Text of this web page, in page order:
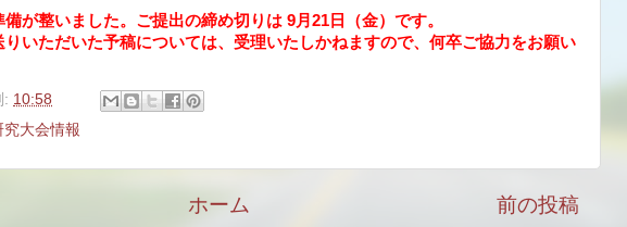
が整いました。ご提出の締め切りは 9月 21 日（金）です。
いただいた予稿については、受理いたしかねますので、何卒ご協力をお願い
: 10:58
大会情報
前の投稿
ホーム